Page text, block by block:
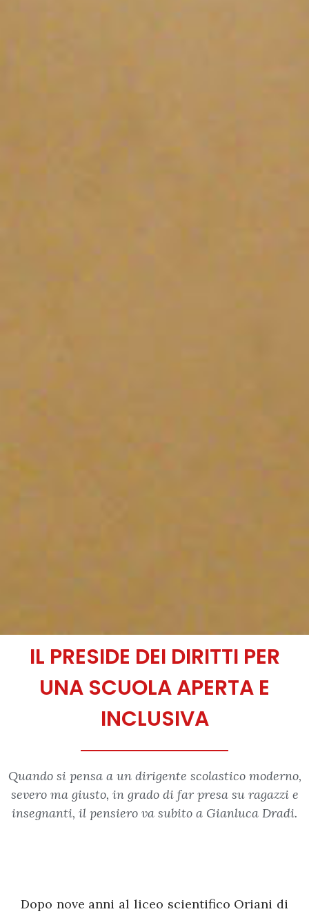
IL PRESIDE DEI DIRITTI PER
UNA SCUOLA APERTA E
INCLUSIVA
Quando si pensa a un dirigente scolastico moderno,
severo ma giusto, in grado di far presa su ragazzi e
insegnanti, il pensiero va subito a Gianluca Dradi.
Dopo nove anni al liceo scientifico Oriani di